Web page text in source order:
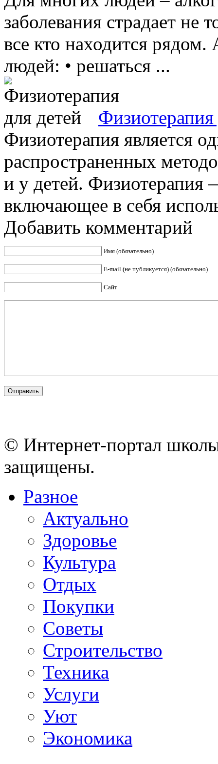
заболевания страдает не
все кто находится
людей: • решаться ...
Физиотерапия
Физиотерапия является
распространенных
и у детей. Физиотерапия
включающее в себя
Добавить комментарий
Имя (обязательно)
E-mail (не публикуется) (обязательно)
Сайт
© Интернет-портал
защищены.
Разное
Актуально
Здоровье
Культура
Отдых
Покупки
Советы
Строительство
Техника
Услуги
Уют
Экономика